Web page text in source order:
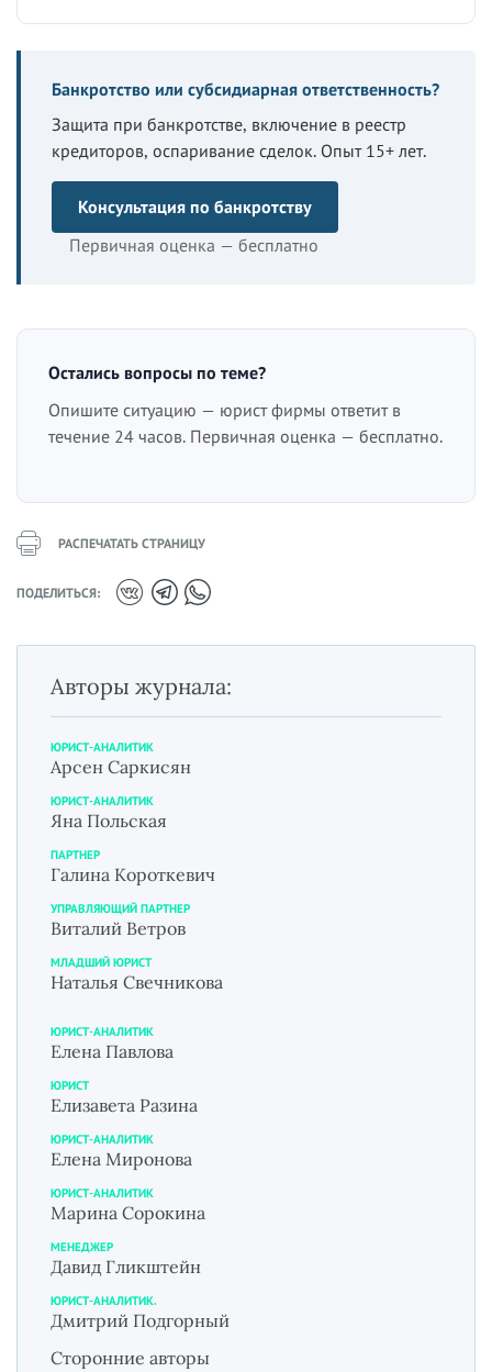
Банкротство или субсидиарная ответственность?
Защита при банкротстве, включение в реестр
кредиторов, оспаривание сделок. Опыт 15+ лет.
Консультация по банкротству
Первичная оценка — бесплатно
Остались вопросы по теме?
Опишите ситуацию — юрист фирмы ответит в
течение 24 часов. Первичная оценка — бесплатно.
РАСПЕЧАТАТЬ СТРАНИЦУ
ПОДЕЛИТЬСЯ:
Авторы журнала:
ЮРИСТ-АНАЛИТИК
Арсен Саркисян
ЮРИСТ-АНАЛИТИК
Яна Польская
ПАРТНЕР
Галина Короткевич
УПРАВЛЯЮЩИЙ ПАРТНЕР
Виталий Ветров
МЛАДШИЙ ЮРИСТ
Наталья Свечникова
ЮРИСТ-АНАЛИТИК
Елена Павлова
ЮРИСТ
Елизавета Разина
ЮРИСТ-АНАЛИТИК
Елена Миронова
ЮРИСТ-АНАЛИТИК
Марина Сорокина
МЕНЕДЖЕР
Давид Гликштейн
ЮРИСТ-АНАЛИТИК.
Дмитрий Подгорный
Сторонние авторы